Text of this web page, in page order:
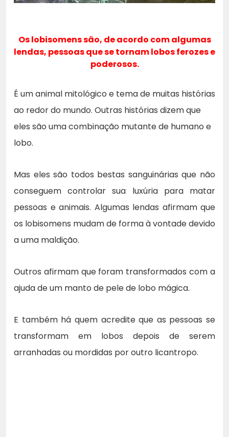
Os lobisomens são, de acordo com algumas
lendas, pessoas que se tornam lobos ferozes e
poderosos.
É um animal mitológico e tema de muitas histórias
ao redor do mundo. Outras histórias dizem que
eles são uma combinação mutante de humano e
lobo.
Mas eles são todos bestas sanguinárias que não
conseguem controlar sua luxúria para matar
pessoas e animais. Algumas lendas afirmam que
os lobisomens mudam de forma à vontade devido
a uma maldição.
Outros afirmam que foram transformados com a
ajuda de um manto de pele de lobo mágica.
E também há quem acredite que as pessoas se
transformam em lobos depois de serem
arranhadas ou mordidas por outro licantropo.